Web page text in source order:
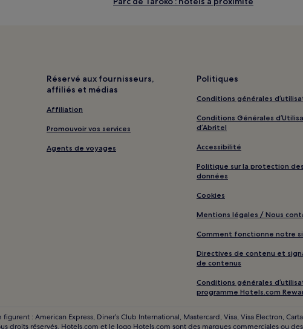
Shiziqi : hôtels à proximité
Ci’ai : hôtels
Dakeng : hôtels à proximité
Mont Zhutou : hôtels à proximité
Kaohsiung : hôtels Hôtels avec centre de
Kaohsiung : Chambres d’hôtes
Kaohsiung : hôtels 4 étoiles
Kaohsiung : hôtels Hôtels LGBTQIA+ friendly
Kaohsiung : hôtels Hôtels familiaux
Tainan : hôtels Hôtels avec petit-déjeuner
Tainan : hôtels Hôtels LGBTQIA+ friendly
Réservé aux fournisseurs,
affiliés et médias
Affiliation
Promouvoir vos services
Agents de voyages
Politiques
Conditions générales
Conditions Générales
d’Abritel
Accessibilité
Politique sur la protection des
données
Cookies
Mentions légales / Nous
Comment fonctionne notre
Directives de contenu et
de contenus
Conditions générales
programme Hotels.com
: American Express, Diner’s Club International, Mastercard, Visa, Visa Electron,
droits réservés. Hotels.com et le logo Hotels.com sont des marques commerciales ou